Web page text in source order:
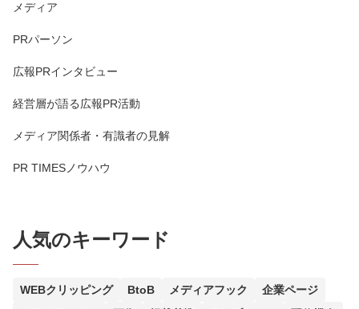
メディア
PRパーソン
広報PRインタビュー
経営層が語る広報PR活動
メディア関係者・有識者の見解
PR TIMESノウハウ
人気のキーワード
WEBクリッピング BtoB メディアフック
企業ページ